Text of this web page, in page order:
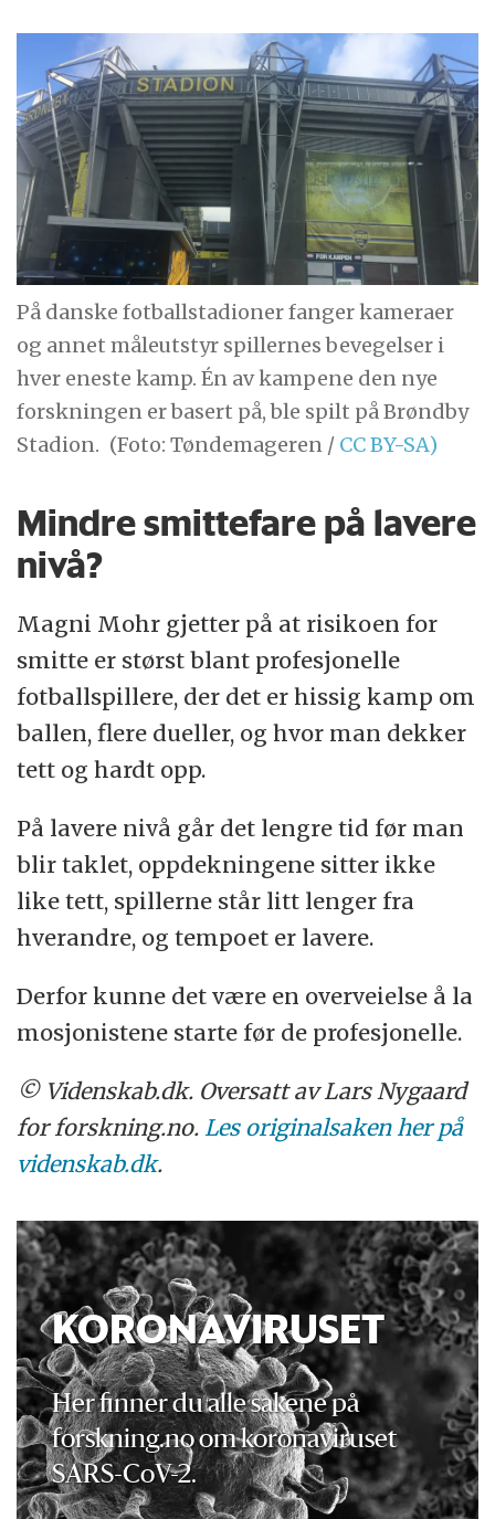
På danske fotballstadioner fanger kameraer
og annet måleutstyr spillernes bevegelser i
hver eneste kamp. Én av kampene den nye
forskningen er basert på, ble spilt på Brøndby
Stadion. (Foto: Tøndemageren / CC BY-SA)
Mindre smittefare på lavere
nivå?
Magni Mohr gjetter på at risikoen for
smitte er størst blant profesjonelle
fotballspillere, der det er hissig kamp om
ballen, flere dueller, og hvor man dekker
tett og hardt opp.
På lavere nivå går det lengre tid før man
blir taklet, oppdekningene sitter ikke
like tett, spillerne står litt lenger fra
hverandre, og tempoet er lavere.
Derfor kunne det være en overveielse å la
mosjonistene starte før de profesjonelle.
© Videnskab.dk. Oversatt av Lars Nygaard
for forskning.no. Les originalsaken her på
videnskab.dk.
KORONAVIRUSET
Her finner du alle sakene på
forskning.no om koronaviruset
SARS-CoV-2.